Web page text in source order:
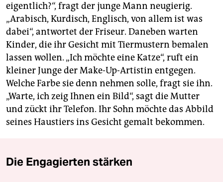
eigentlich?“, fragt der junge Mann neugierig.
„Arabisch, Kurdisch, Englisch, von allem ist was
dabei“, antwortet der Friseur. Daneben warten
Kinder, die ihr Gesicht mit Tiermustern bemalen
lassen wollen. „Ich möchte eine Katze“, ruft ein
kleiner Junge der Make-Up-Artistin entgegen.
Welche Farbe sie denn nehmen solle, fragt sie ihn.
„Warte, ich zeig Ihnen ein Bild“, sagt die Mutter
und zückt ihr Telefon. Ihr Sohn möchte das Abbild
seines Haustiers ins Gesicht gemalt bekommen.
Die Engagierten stärken